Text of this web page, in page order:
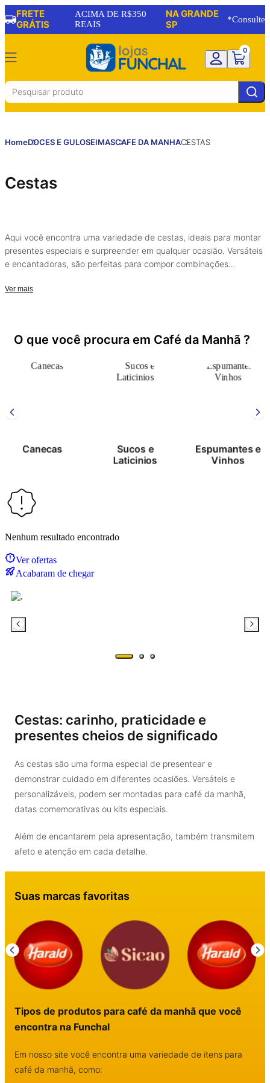
FRETE
GRÁTIS
ACIMA DE R$350
REAIS
NA GRANDE
SP
*Consulte
0
HomeDOCES E GULOSEIMASCAFE DA MANHACESTAS
Cestas
Aqui você encontra uma variedade de cestas, ideais para montar
presentes especiais e surpreender em qualquer ocasião. Versáteis
e encantadoras, são perfeitas para compor combinações
Ver mais
O que você procura em Café da Manhã ?
Canecas
Sucos e
Laticinios
Espumantes e
Vinhos
Nenhum resultado encontrado
Ver ofertas
Acabaram de chegar
Cestas: carinho, praticidade e
presentes cheios de significado
As cestas são uma forma especial de presentear e
demonstrar cuidado em diferentes ocasiões. Versáteis e
personalizáveis, podem ser montadas para café da manhã,
datas comemorativas ou kits especiais.
Além de encantarem pela apresentação, também transmitem
afeto e atenção em cada detalhe.
Suas marcas favoritas
Tipos de produtos para café da manhã que você
encontra na Funchal
Em nosso site você encontra uma variedade de itens para
café da manhã, como: